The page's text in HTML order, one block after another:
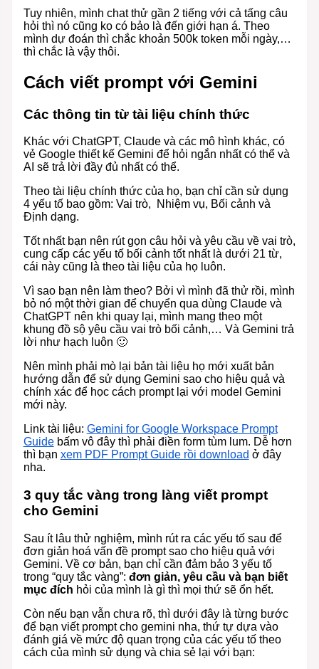
Tuy nhiên, mình chat thử gần 2 tiếng với cả tấng câu
hỏi thì nó cũng ko có bảo là đến giới hạn á. Theo
mình dự đoán thì chắc khoản 500k token mỗi ngày,…
thì chắc là vậy thôi.
Cách viết prompt với Gemini
Các thông tin từ tài liệu chính thức
Khác với ChatGPT, Claude và các mô hình khác, có
vẻ Google thiết kế Gemini để hỏi ngắn nhất có thể và
AI sẽ trả lời đầy đủ nhất có thể.
Theo tài liệu chính thức của họ, bạn chỉ cần sử dụng
4 yếu tố bao gồm: Vai trò, Nhiệm vụ, Bối cảnh và
Định dạng.
Tốt nhất bạn nên rút gọn câu hỏi và yêu cầu về vai trò,
cung cấp các yếu tố bối cảnh tốt nhất là dưới 21 từ,
cái này cũng là theo tài liệu của họ luôn.
Vì sao bạn nên làm theo? Bởi vì mình đã thử rồi, mình
bỏ nó một thời gian để chuyển qua dùng Claude và
ChatGPT nên khi quay lại, mình mang theo một
khung đồ sộ yêu cầu vai trò bối cảnh,… Và Gemini trả
lời như hạch luôn 🙂
Nên mình phải mò lại bản tài liệu họ mới xuất bản
hướng dẫn để sử dụng Gemini sao cho hiệu quả và
chính xác để học cách prompt lại với model Gemini
mới này.
Link tài liệu: Gemini for Google Workspace Prompt
Guidebấm vô đây thì phải điền form tùm lum. Dễ hơn
thì bạn xem PDF Prompt Guide rồi download ở đây
nha.
3 quy tắc vàng trong làng viết prompt
cho Gemini
Sau ít lâu thử nghiệm, mình rút ra các yếu tố sau để
đơn giản hoá vấn đề prompt sao cho hiệu quả với
Gemini. Về cơ bản, bạn chỉ cần đảm bảo 3 yếu tố
trong “quy tắc vàng”: đơn giản, yêu cầu và bạn biết
mục đích hỏi của mình là gì thì mọi thứ sẽ ổn hết.
Còn nếu bạn vẫn chưa rõ, thì dưới đây là từng bước
để bạn viết prompt cho gemini nha, thứ tự dựa vào
đánh giá về mức độ quan trọng của các yếu tố theo
cách của mình sử dụng và chia sẻ lại với bạn: